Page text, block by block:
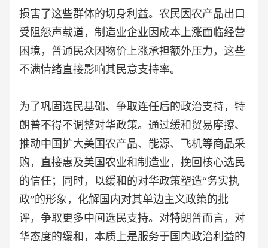
损害了这些群体的切身利益。农民因农产品出口
受阻怨声载道，制造业企业因成本上涨面临经营
困境，普通民众因物价上涨承担额外压力，这些
不满情绪直接影响其民意支持率。
为了巩固选民基础、争取连任后的政治支持，特
朗普不得不调整对华政策。通过缓和贸易摩擦、
推动中国扩大美国农产品、能源、飞机等商品采
购，直接惠及美国农业和制造业，挽回核心选民
的信任；同时，以缓和的对华政策塑造“务实执
政”的形象，化解国内对其单边主义政策的批
评，争取更多中间选民支持。对特朗普而言，对
华态度的缓和，本质上是服务于国内政治利益的